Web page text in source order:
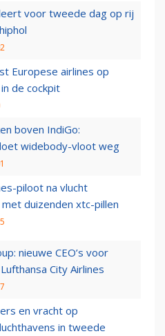
voor tweede dag op rij
Europese airlines op
de cockpit
boven IndiGo:
widebody-vloot weg
piloot na vlucht
duizenden xtc-pillen
nieuwe CEO’s voor
City Airlines
en vracht op
in tweede